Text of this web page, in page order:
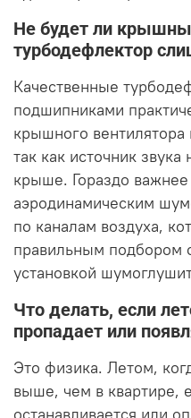
Не будет ли
турбодефлектор
Качественные
подшипниками
крышного вентилятора
так как источник звука
крыше. Гораздо важнее
аэродинамическим
по каналам воздуха,
правильным подбором
установкой
Что делать, если
пропадает или
Это физика. Летом,
выше, чем в квартире,